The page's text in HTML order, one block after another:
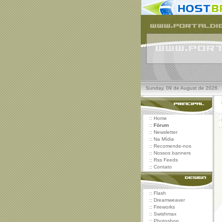
Sunday, 09 de August de 2026.
:: Home
:: Fórum
:: Newsletter
:: Na Mídia
:: Recomende-nos
:: Nossos banners
:: Rss Feeds
:: Contato
:: Flash
:: Dreamweaver
:: Fireworks
:: Swishmax
:: Photoshop
·